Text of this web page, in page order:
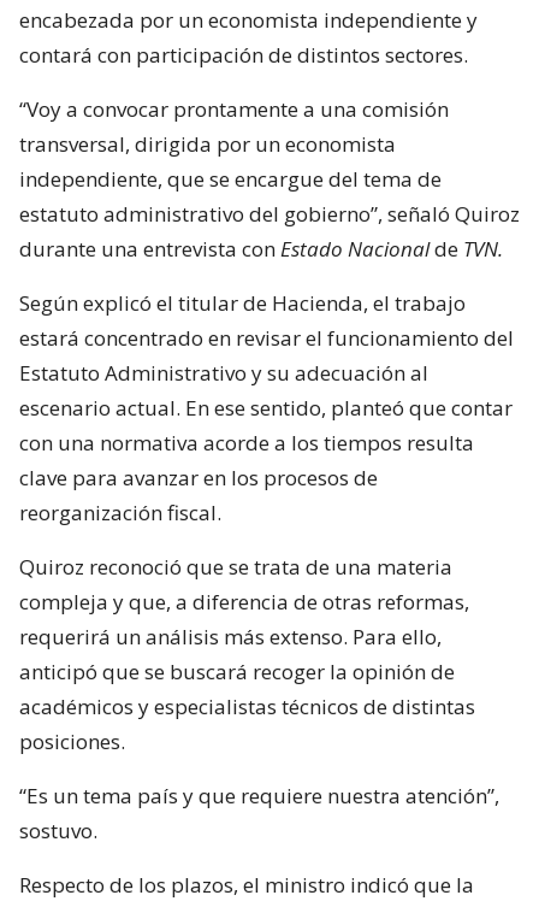
encabezada por un economista independiente y
contará con participación de distintos sectores.
“Voy a convocar prontamente a una comisión
transversal, dirigida por un economista
independiente, que se encargue del tema de
estatuto administrativo del gobierno”, señaló Quiroz
durante una entrevista con Estado Nacionalde TVN.
Según explicó el titular de Hacienda, el trabajo
estará concentrado en revisar el funcionamiento del
Estatuto Administrativo y su adecuación al
escenario actual. En ese sentido, planteó que contar
con una normativa acorde a los tiempos resulta
clave para avanzar en los procesos de
reorganización fiscal.
Quiroz reconoció que se trata de una materia
compleja y que, a diferencia de otras reformas,
requerirá un análisis más extenso. Para ello,
anticipó que se buscará recoger la opinión de
académicos y especialistas técnicos de distintas
posiciones.
“Es un tema país y que requiere nuestra atención”,
sostuvo.
Respecto de los plazos, el ministro indicó que la